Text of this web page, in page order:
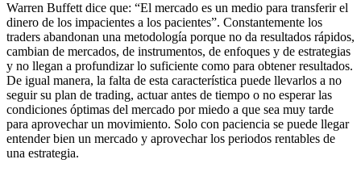
Warren Buffett dice que: “El mercado es un medio para transferir el
dinero de los impacientes a los pacientes”. Constantemente los
traders abandonan una metodología porque no da resultados rápidos,
cambian de mercados, de instrumentos, de enfoques y de estrategias
y no llegan a profundizar lo suficiente como para obtener resultados.
De igual manera, la falta de esta característica puede llevarlos a no
seguir su plan de trading, actuar antes de tiempo o no esperar las
condiciones óptimas del mercado por miedo a que sea muy tarde
para aprovechar un movimiento. Solo con paciencia se puede llegar
entender bien un mercado y aprovechar los periodos rentables de
una estrategia.